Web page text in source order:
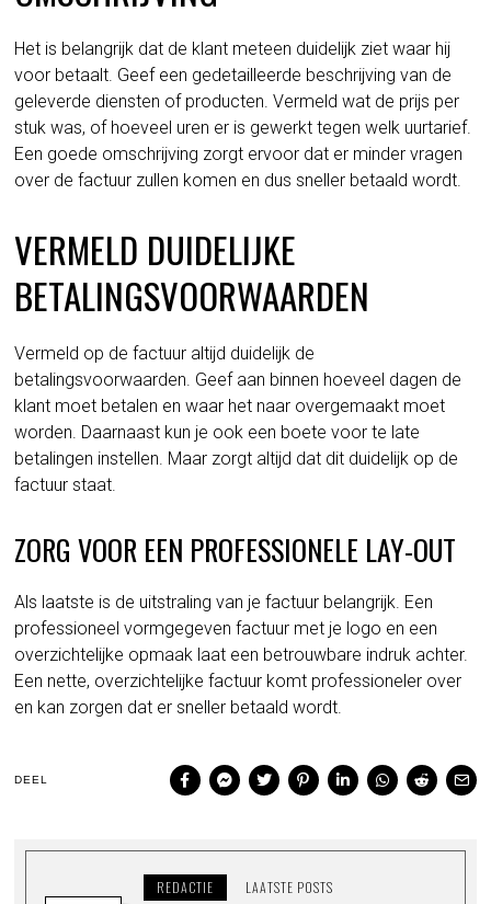
Het is belangrijk dat de klant meteen duidelijk ziet waar hij
voor betaalt. Geef een gedetailleerde beschrijving van de
geleverde diensten of producten. Vermeld wat de prijs per
stuk was, of hoeveel uren er is gewerkt tegen welk uurtarief.
Een goede omschrijving zorgt ervoor dat er minder vragen
over de factuur zullen komen en dus sneller betaald wordt.
VERMELD DUIDELIJKE
BETALINGSVOORWAARDEN
Vermeld op de factuur altijd duidelijk de
betalingsvoorwaarden. Geef aan binnen hoeveel dagen de
klant moet betalen en waar het naar overgemaakt moet
worden. Daarnaast kun je ook een boete voor te late
betalingen instellen. Maar zorgt altijd dat dit duidelijk op de
factuur staat.
ZORG VOOR EEN PROFESSIONELE LAY-OUT
Als laatste is de uitstraling van je factuur belangrijk. Een
professioneel vormgegeven factuur met je logo en een
overzichtelijke opmaak laat een betrouwbare indruk achter.
Een nette, overzichtelijke factuur komt professioneler over
en kan zorgen dat er sneller betaald wordt.
DEEL
REDACTIE LAATSTE POSTS